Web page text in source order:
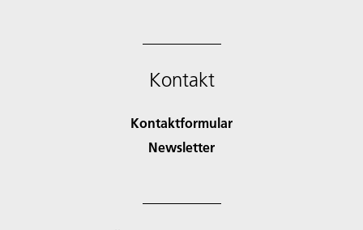
Kontakt
Kontaktformular
Newsletter